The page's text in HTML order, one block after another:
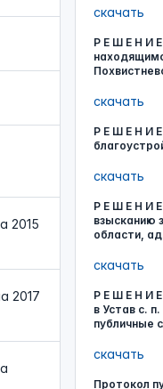
2015
2017
скачать
Р Е Ш Е Н И
скачать
Р Е Ш Е Н И
скачать
Р Е Ш Е Н И
взысканию
области,
скачать
Р Е Ш Е Н И
в Устав с.
публичные
скачать
Протокол